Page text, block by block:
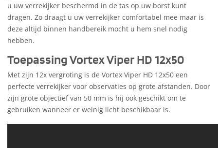
u uw verrekijker beschermd in de tas op uw borst kunt
dragen. Zo draagt u uw verrekijker comfortabel mee maar is
deze altijd binnen handbereik mocht u hem snel nodig
hebben.
Toepassing Vortex Viper HD 12x50
Met zijn 12x vergroting is de Vortex Viper HD 12x50 een
perfecte verrekijker voor observaties op grote afstanden. Door
zijn grote objectief van 50 mm is hij ook geschikt om te
gebruiken wanneer er weinig licht beschikbaar is.